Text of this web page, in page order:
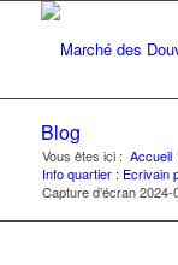
Blog
Vous êtes ici : Accueil
Info quartier : Ecrivain
Capture d’écran